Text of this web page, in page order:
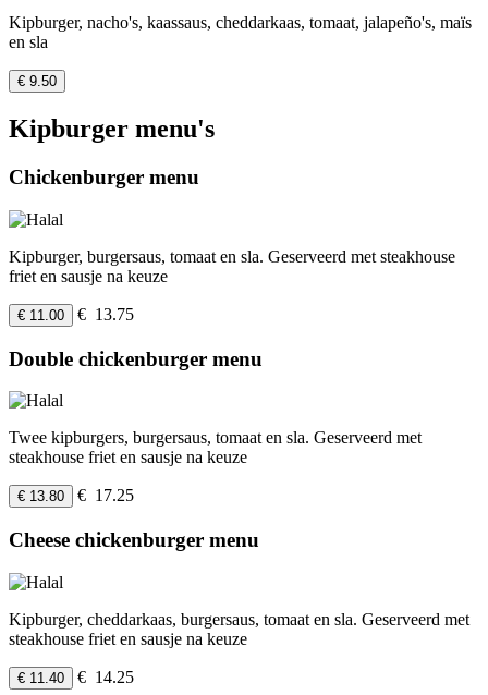
Kipburger, nacho's, kaassaus, cheddarkaas, tomaat, jalapeño's, maïs
en sla
€ 9.50
Kipburger menu's
Chickenburger menu
Kipburger, burgersaus, tomaat en sla. Geserveerd met steakhouse
friet en sausje na keuze
€ 11.00 € 13.75
Double chickenburger menu
Twee kipburgers, burgersaus, tomaat en sla. Geserveerd met
steakhouse friet en sausje na keuze
€ 13.80 € 17.25
Cheese chickenburger menu
Kipburger, cheddarkaas, burgersaus, tomaat en sla. Geserveerd met
steakhouse friet en sausje na keuze
€ 11.40 € 14.25